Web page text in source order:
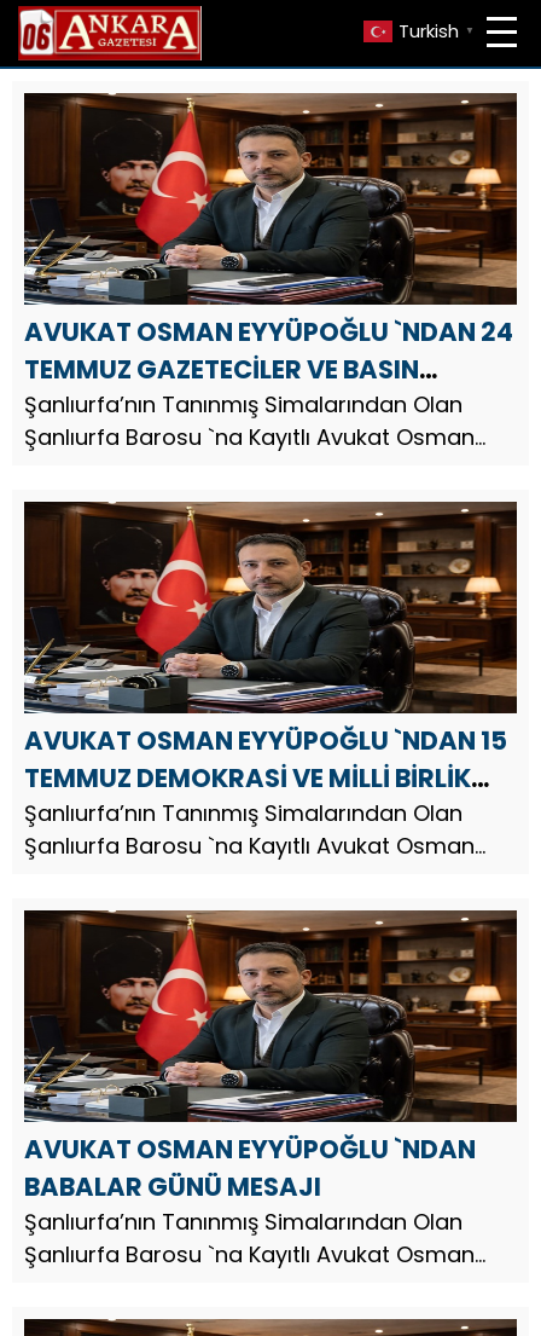
Turkish ▼
AVUKAT OSMAN EYYÜPOĞLU `NDAN 24
TEMMUZ GAZETECİLER VE BASIN
BAYRAMI MESAJI
Şanlıurfa’nın Tanınmış Simalarından Olan
Şanlıurfa Barosu `na Kayıtlı Avukat Osman
Bayramı dolayısıyla bir mesaj yayınladı. Av.
Osman Eyyüpoğlu, mesajında ...
AVUKAT OSMAN EYYÜPOĞLU `NDAN 15
TEMMUZ DEMOKRASİ VE MİLLİ BİRLİK
GÜNÜ MESAJI
Şanlıurfa’nın Tanınmış Simalarından Olan
Şanlıurfa Barosu `na Kayıtlı Avukat Osman
Günü dolayısıyla bir mesaj yayınladı. Av.
Osman Eyyüpoğlu, mesajınd...
AVUKAT OSMAN EYYÜPOĞLU `NDAN
BABALAR GÜNÜ MESAJI
Şanlıurfa’nın Tanınmış Simalarından Olan
Şanlıurfa Barosu `na Kayıtlı Avukat Osman
mesaj yayınladı. Av. Osman Eyyüpoğlu,